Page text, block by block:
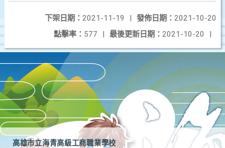
發佈日期： 2021-10-20
下架日期： 2021-11-19
|
最後更新日期： 2021-10-20 |
點擊率： 577 |
高雄市立海青高級工商職業學校